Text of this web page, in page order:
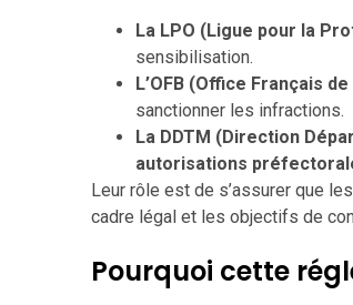
La LPO (Ligue pour la
sensibilisation.
L’OFB (Office Français
sanctionner les infractions.
La DDTM (Direction
autorisations
Leur rôle est de s’assurer que
cadre légal et les objectifs de
Pourquoi cette